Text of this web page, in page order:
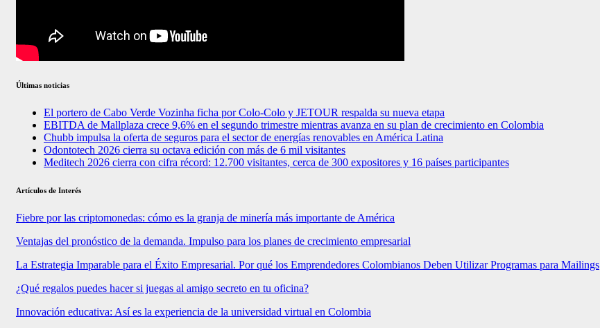
Últimas noticias
El portero de Cabo Verde Vozinha ficha por Colo-Colo y JETOUR respalda su nueva etapa
EBITDA de Mallplaza crece 9,6% en el segundo trimestre mientras avanza en su plan de crecimiento en Colombia
Chubb impulsa la oferta de seguros para el sector de energías renovables en América Latina
Odontotech 2026 cierra su octava edición con más de 6 mil visitantes
Meditech 2026 cierra con cifra récord: 12.700 visitantes, cerca de 300 expositores y 16 países participantes
Artículos de Interés
Fiebre por las criptomonedas: cómo es la granja de minería más importante de América
Ventajas del pronóstico de la demanda. Impulso para los planes de crecimiento empresarial
La Estrategia Imparable para el Éxito Empresarial. Por qué los Emprendedores Colombianos Deben Utilizar Programas para Mailings
¿Qué regalos puedes hacer si juegas al amigo secreto en tu oficina?
Innovación educativa: Así es la experiencia de la universidad virtual en Colombia